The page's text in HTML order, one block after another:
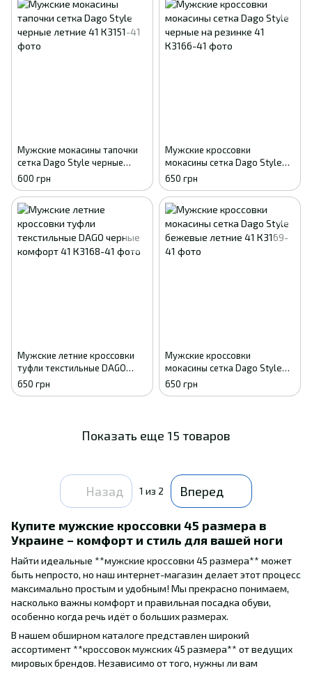
Мужские мокасины тапочки
сетка Dago Style черные
летние 41
600 грн
Мужские кроссовки
мокасины сетка Dago Style
черные на резинке 41
650 грн
Мужские летние кроссовки
туфли текстильные DAGO
черные комфорт 41
650 грн
Мужские кроссовки
мокасины сетка Dago Style
бежевые летние 41
650 грн
Показать еще 15 товаров
Назад 1 из 2 Вперед
Купите мужские кроссовки 45 размера в
Украине – комфорт и стиль для вашей ноги
Найти идеальные **мужские кроссовки 45 размера** может
быть непросто, но наш интернет-магазин делает этот процесс
максимально простым и удобным! Мы прекрасно понимаем,
насколько важны комфорт и правильная посадка обуви,
особенно когда речь идёт о больших размерах.
В нашем обширном каталоге представлен широкий
ассортимент **кроссовок мужских 45 размера** от ведущих
мировых брендов. Независимо от того, нужны ли вам